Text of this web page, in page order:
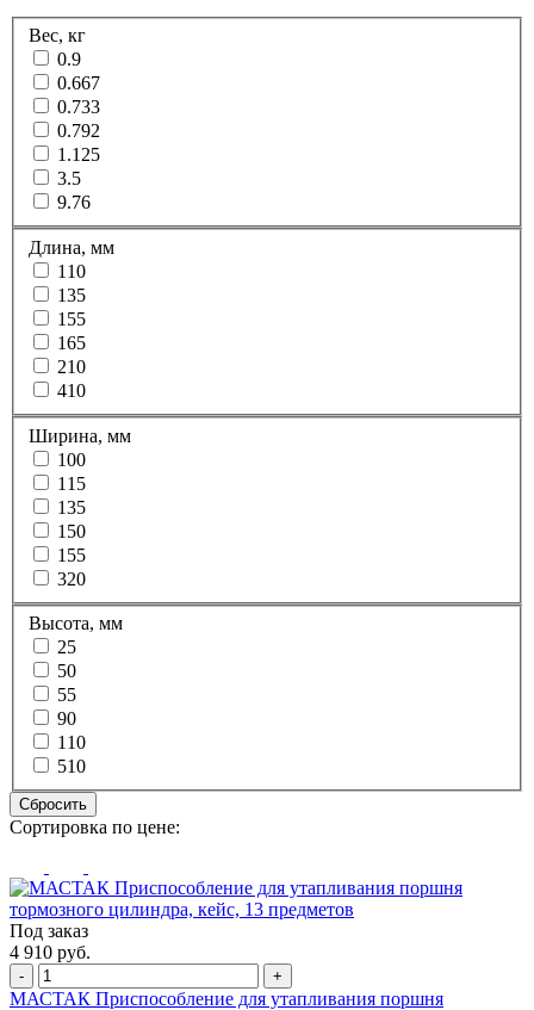
Вес, кг
0.9
0.667
0.733
0.792
1.125
3.5
9.76
Длина, мм
110
135
155
165
210
410
Ширина, мм
100
115
135
150
155
320
Высота, мм
25
50
55
90
110
510
Сбросить
Сортировка по цене:
Под заказ
4 910 руб.
- +
МАСТАК Приспособление для утапливания поршня